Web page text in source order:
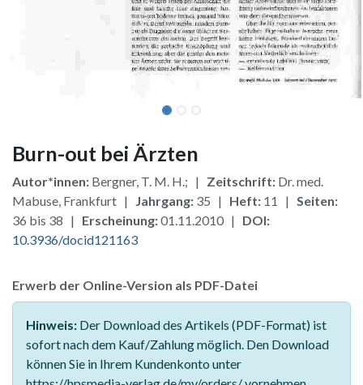
Burn-out bei Ärzten
Autor*innen: Bergner, T. M. H.; | Zeitschrift: Dr. med.
Mabuse, Frankfurt |
Jahrgang: 35 | Heft: 11 | Seiten:
36 bis 38 | Erscheinung:01.11.2010 | DOI:
10.3936/docid121163
Erwerb der Online-Version als PDF-Datei
Hinweis: Der Download des Artikels (PDF-Format) ist
sofort nach dem Kauf/Zahlung möglich. Den Download
können Sie in Ihrem Kundenkonto unter